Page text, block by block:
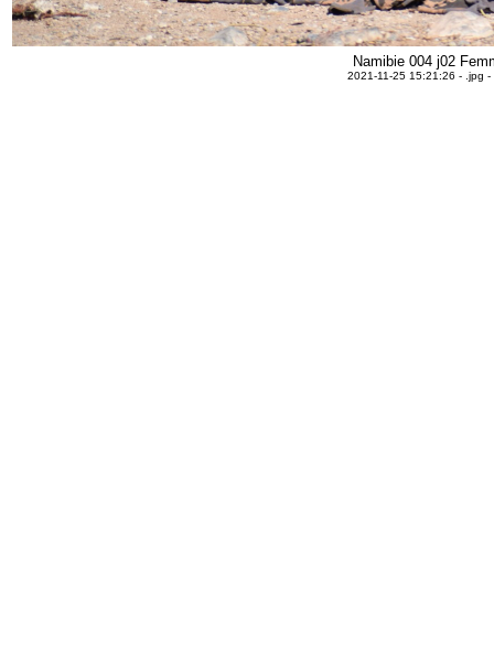
Namibie 004 j02
2021-11-25 15:21:26 - .jpg